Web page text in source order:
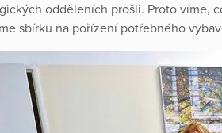
odděleních prošli. Proto víme,
sbírku na pořízení potřebného